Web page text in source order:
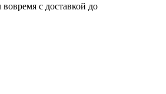
с доставкой до